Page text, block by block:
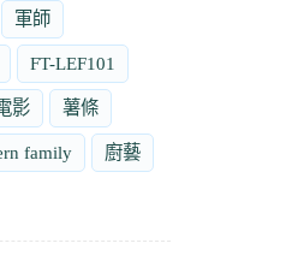
軍師
FT-LEF101
影 薯條
family 廚藝